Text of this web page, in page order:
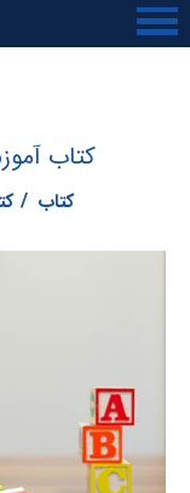
کتاب
کتاب